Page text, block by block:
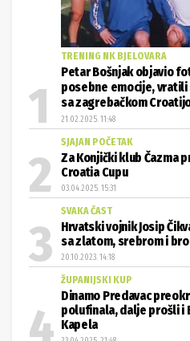
TRENING NK BJELOVARA
Petar Bošnjak objavio
posebne emocije,
sa zagrebačkom
21.02.2025. 11:48
SJAJAN POČETAK
Za Konjički klub Čazma
Croatia Cupu
03.04.2025. 15:31
SVAKA ČAST
Hrvatski vojnik Josip
sa zlatom, srebrom i
20.10.2023. 14:18
ŽUPANIJSKI KUP
Dinamo Predavac
polufinala, dalje prošli i
Kapela